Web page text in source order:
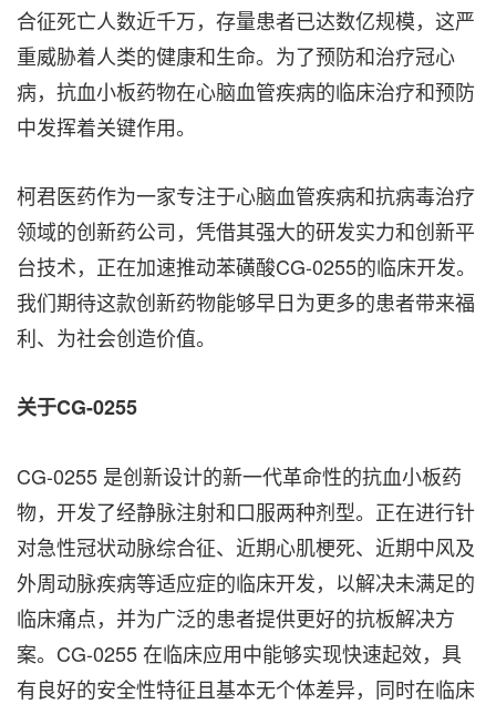
合征死亡人数近千万，存量患者已达数亿规模，这严
重威胁着人类的健康和生命。为了预防和治疗冠心
病，抗血小板药物在心脑血管疾病的临床治疗和预防
中发挥着关键作用。
柯君医药作为一家专注于心脑血管疾病和抗病毒治疗
领域的创新药公司，凭借其强大的研发实力和创新平
台技术，正在加速推动苯磺酸CG-0255的临床开发。
我们期待这款创新药物能够早日为更多的患者带来福
利、为社会创造价值。
关于CG-0255
CG-0255 是创新设计的新一代革命性的抗血小板药
物，开发了经静脉注射和口服两种剂型。正在进行针
对急性冠状动脉综合征、近期心肌梗死、近期中风及
外周动脉疾病等适应症的临床开发，以解决未满足的
临床痛点，并为广泛的患者提供更好的抗板解决方
案。CG-0255 在临床应用中能够实现快速起效，具
有良好的安全性特征且基本无个体差异，同时在临床